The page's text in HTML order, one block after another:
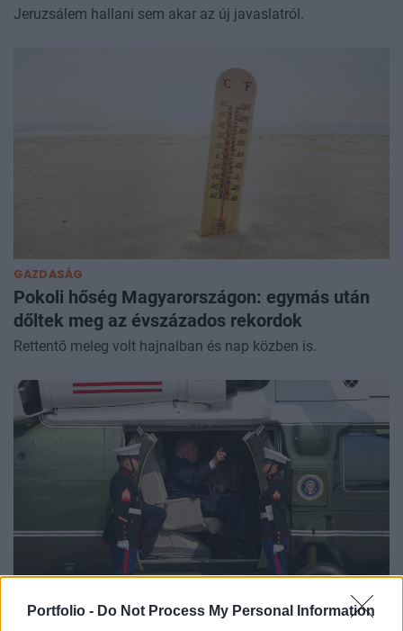
Portfolio - Do Not Process My Personal Information
Jeruzsálem hallani sem akar az új javaslatról.
GAZDASÁG
Pokoli hőség Magyarországon: egymás után
dőltek meg az évszázados rekordok
Rettentő meleg volt hajnalban és nap közben is.
GLOBÁL